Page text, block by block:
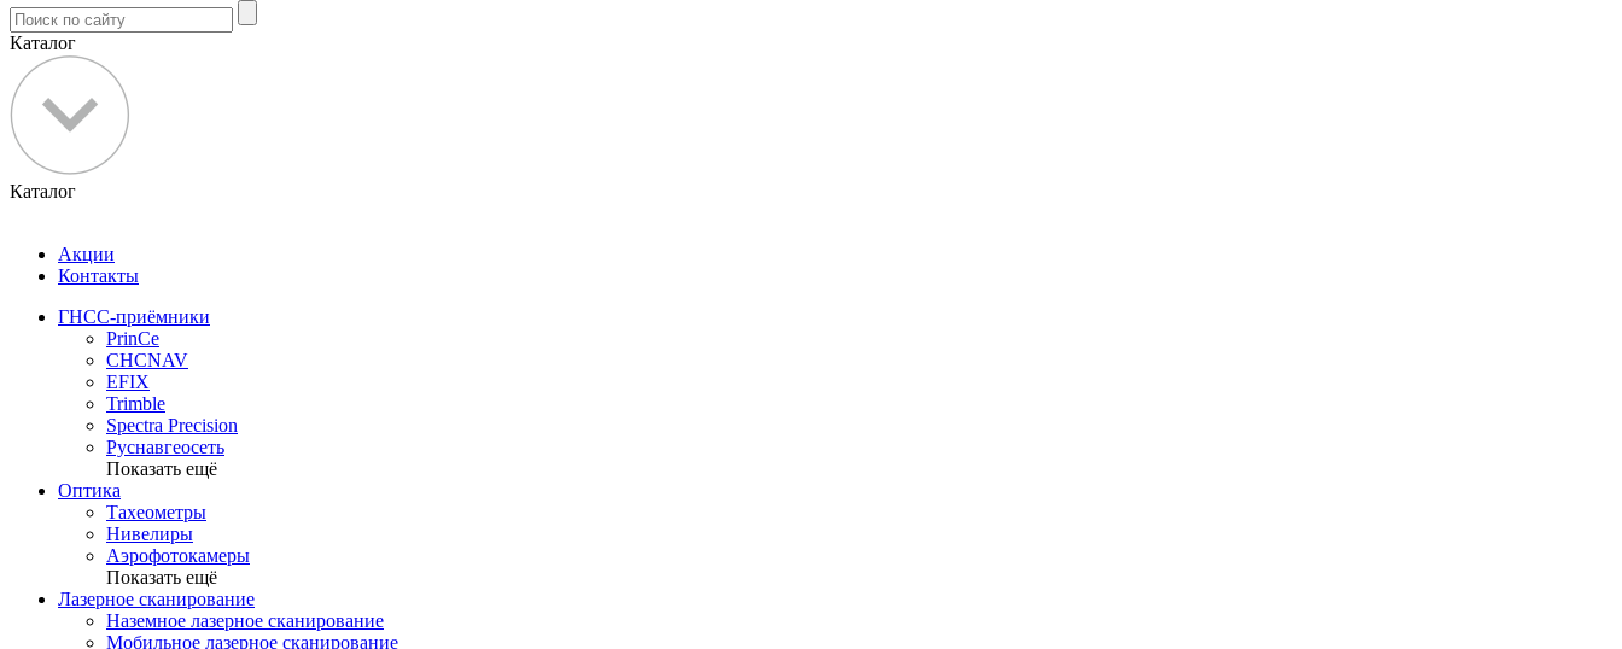
Каталог
Каталог
Акции
Контакты
ГНСС-приёмники
PrinCe
CHCNAV
EFIX
Trimble
Spectra Precision
Руснавгеосеть
Показать ещё
Оптика
Тахеометры
Нивелиры
Аэрофотокамеры
Показать ещё
Лазерное сканирование
Наземное лазерное сканирование
Мобильное лазерное сканирование